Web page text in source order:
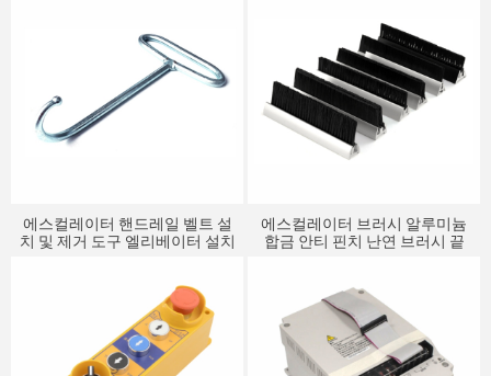
에스컬레이터 핸드레일 벨트 설
치 및 제거 도구 엘리베이터 설치
에스컬레이터 브러시 알루미늄
합금 안티 핀치 난연 브러시 끝